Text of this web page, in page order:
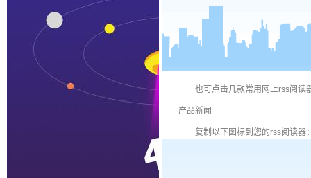
也可点击几款常用网上rss阅读
产品新闻
复制以下图标到您的rss阅读器